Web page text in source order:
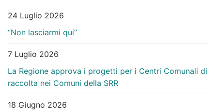
24 Luglio 2026
“Non lasciarmi qui”
7 Luglio 2026
La Regione approva i progetti per i Centri Comunali di
raccolta nei Comuni della SRR
18 Giugno 2026